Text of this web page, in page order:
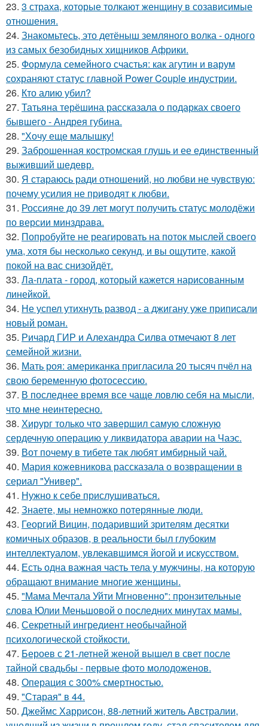
23. 3 страха, которые толкают женщину в созависимые
отношения.
24. Знакомьтесь, это детёныш земляного волка - одного
из самых безобидных хищников Африки.
25. Формула семейного счастья: как агутин и варум
сохраняют статус главной Power Couple индустрии.
26. Кто алию убил?
27. Татьяна терёшина рассказала о подарках своего
бывшего - Андрея губина.
28. "Хочу еще малышку!
29. Заброшенная костромская глушь и ее единственный
выживший шедевр.
30. Я стараюсь ради отношений, но любви не чувствую:
почему усилия не приводят к любви.
31. Россияне до 39 лет могут получить статус молодёжи
по версии минздрава.
32. Попробуйте не реагировать на поток мыслей своего
ума, хотя бы несколько секунд, и вы ощутите, какой
покой на вас снизойдёт.
33. Ла-плата - город, который кажется нарисованным
линейкой.
34. Не успел утихнуть развод - а джигану уже приписали
новый роман.
35. Ричард ГИР и Алехандра Силва отмечают 8 лет
семейной жизни.
36. Мать роя: американка пригласила 20 тысяч пчёл на
свою беременную фотосессию.
37. В последнее время все чаще ловлю себя на мысли,
что мне неинтересно.
38. Хирург только что завершил самую сложную
сердечную операцию у ликвидатора аварии на Чаэс.
39. Вот почему в тибете так любят имбирный чай.
40. Мария кожевникова рассказала о возвращении в
сериал "Универ".
41. Нужно к себе прислушиваться.
42. Знаете, мы немножко потерянные люди.
43. Георгий Вицин, подаривший зрителям десятки
комичных образов, в реальности был глубоким
интеллектуалом, увлекавшимся йогой и искусством.
44. Есть одна важная часть тела у мужчины, на которую
обращают внимание многие женщины.
45. "Мама Мечтала Уйти Мгновенно": пронзительные
слова Юлии Меньшовой о последних минутах мамы.
46. Секретный ингредиент необычайной
психологической стойкости.
47. Бероев с 21-летней женой вышел в свет после
тайной свадьбы - первые фото молодоженов.
48. Операция с 300% смертностью.
49. "Старая" в 44.
50. Джеймс Харрисон, 88-летний житель Австралии,